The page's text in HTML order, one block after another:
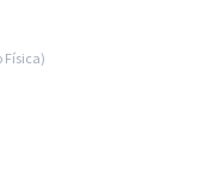
Física)